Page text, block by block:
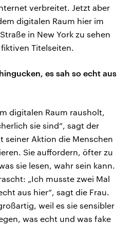
verbreitet. Jetzt aber
digitalen Raum hier im
in New York zu sehen
Titelseiten.
es sah so echt aus
digitalen Raum rausholt,
sie sind“, sagt der
seiner Aktion die Menschen
Sie auffordern, öfter zu
sie lesen, wahr sein kann.
„Ich musste zwei Mal
aus hier“, sagt die Frau.
weil es sie sensibler
was echt und was fake